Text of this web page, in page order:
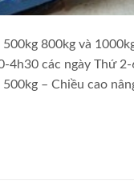
500kg 800kg và
4h30 các ngày Thứ
– Chiều cao